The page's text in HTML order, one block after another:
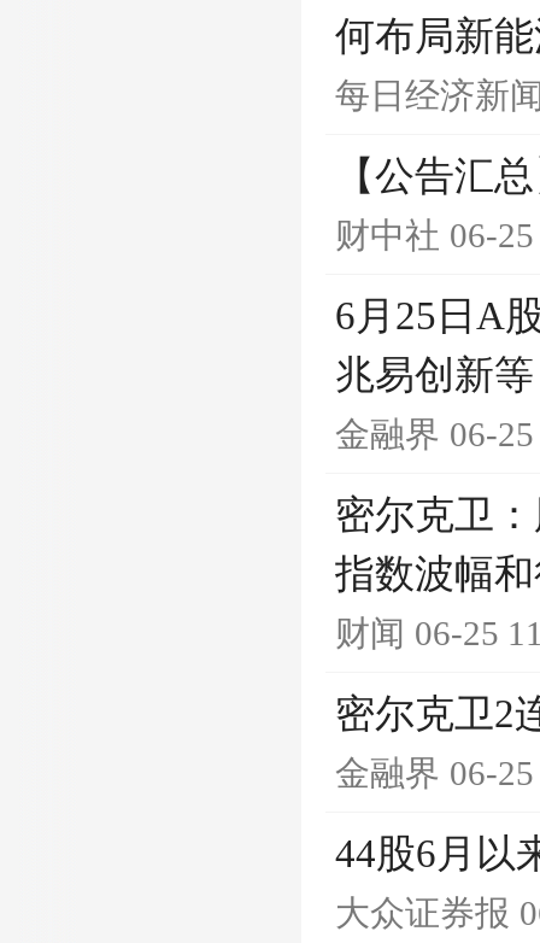
何布局新
每日经济新
【公告汇
财中社 06-
6月25日A
兆易创新等
金融界 06-
密尔克卫
指数波幅
财闻 06-25
密尔克卫2
金融界 06-
44股6月以
大众证券报